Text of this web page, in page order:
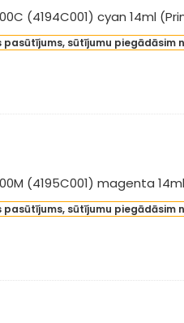
(4194C001) cyan 14ml
pasūtījums, sūtījumu piegādāsim
(4195C001) magenta
pasūtījums, sūtījumu piegādāsim